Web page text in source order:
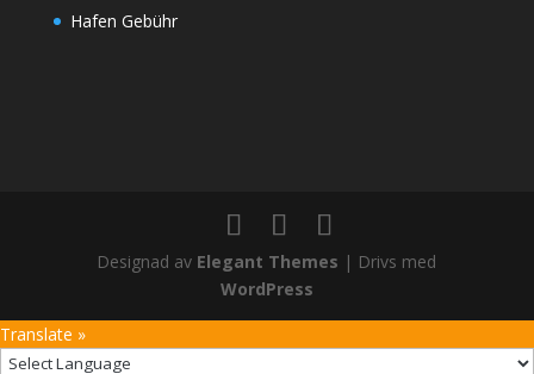
Hafen Gebühr
Designad av Elegant Themes | Drivs med
WordPress
Translate »